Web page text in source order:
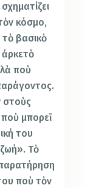
κόσμο,
βασικὸ
ποὺ
στοὺς
μπορεῖ
του
ζωή». Τὸ
παρατήρηση
ποὺ τὸν